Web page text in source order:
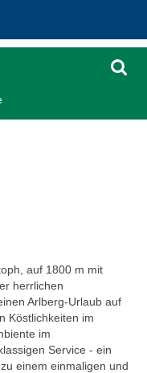
auf 1800 m mit
herrlichen
Arlberg-Urlaub auf
Köstlichkeiten im
im
Service - ein
einem einmaligen und